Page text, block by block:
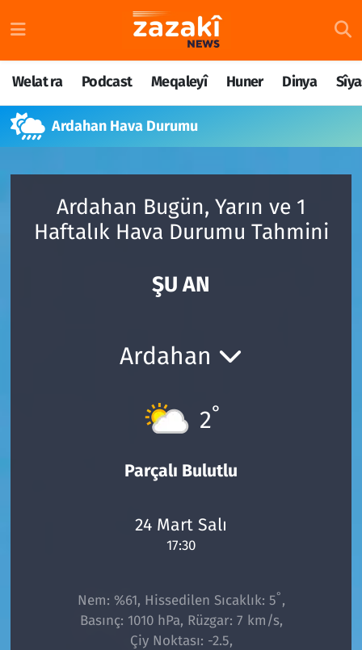
Welat ra Podcast Meqaleyî Huner Dinya
Ardahan Hava Durumu
Ardahan Bugün, Yarın ve 1
Haftalık Hava Durumu Tahmini
ŞU AN
Ardahan
2°
Parçalı Bulutlu
24 Mart Salı
17:30
Nem: %61, Hissedilen Sıcaklık: 5° ,
Basınç: 1010 hPa, Rüzgar: 7 km/s,
Çiy Noktası: -2.5,
Welat ra
Podcast
Meqaleyî
Dinya
Nöbetçi Eczaneler
Hava Durumu
Namaz Vakitleri
Süper Lig Puan Durumu ve Fikstür